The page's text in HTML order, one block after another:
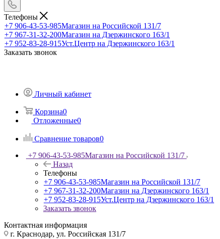
Телефоны
+7 906-43-53-985Магазин на Российской 131/7
+7 967-31-32-200Магазин на Дзержинского 163/1
+7 952-83-28-915Уст.Центр на Дзержинского 163/1
Заказать звонок
Личный кабинет
Корзина0
Отложенные0
Сравнение товаров0
+7 906-43-53-985Магазин на Российской 131/7
Назад
Телефоны
+7 906-43-53-985Магазин на Российской 131/7
+7 967-31-32-200Магазин на Дзержинского 163/1
+7 952-83-28-915Уст.Центр на Дзержинского 163/1
Заказать звонок
Контактная информация
г. Краснодар, ул. Российская 131/7